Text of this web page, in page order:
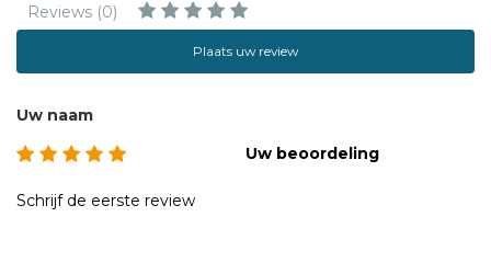
Reviews (0)
Plaats uw review
Uw naam
Uw beoordeling
Schrijf de eerste review